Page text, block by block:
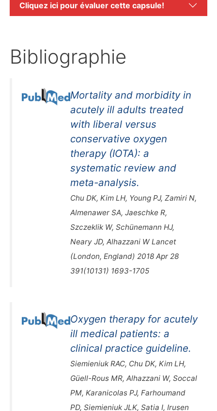
Cliquez ici pour évaluer cette capsule!
Bibliographie
Mortality and morbidity in
acutely ill adults treated
with liberal versus
conservative oxygen
therapy (IOTA): a
systematic review and
meta-analysis.
Chu DK, Kim LH, Young PJ, Zamiri N,
Almenawer SA, Jaeschke R,
Szczeklik W, Schünemann HJ,
Neary JD, Alhazzani W Lancet
(London, England) 2018 Apr 28
391(10131) 1693-1705
Oxygen therapy for acutely
ill medical patients: a
clinical practice guideline.
Siemieniuk RAC, Chu DK, Kim LH,
Güell-Rous MR, Alhazzani W, Soccal
PM, Karanicolas PJ, Farhoumand
PD, Siemieniuk JLK, Satia I, Irusen